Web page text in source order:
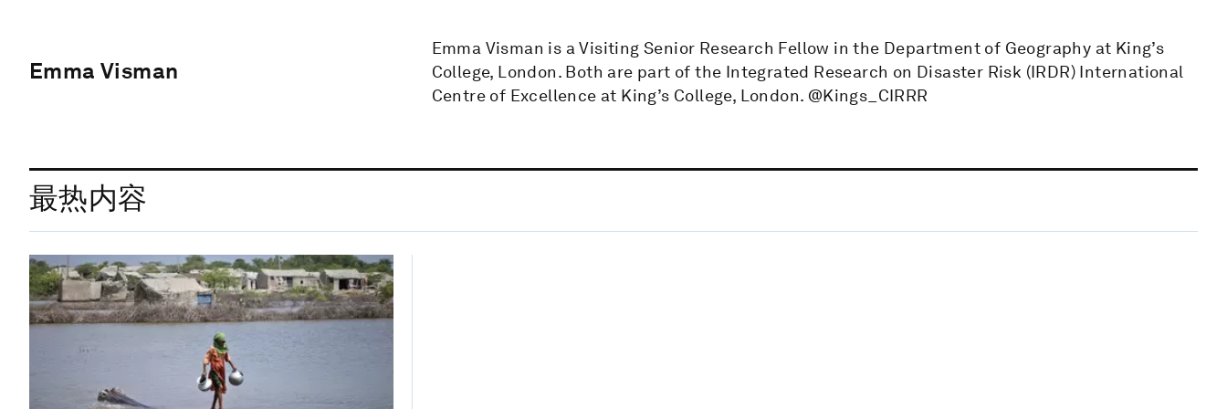
Emma Visman
Emma Visman is a Visiting Senior Research Fellow in the Department of Geography at King’s
College, London. Both are part of the Integrated Research on Disaster Risk (IRDR) International
Centre of Excellence at King’s College, London. @Kings_CIRRR
最热内容